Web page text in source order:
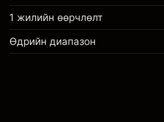
1 жилийн өөрчлөлт
Өдрийн диапазон